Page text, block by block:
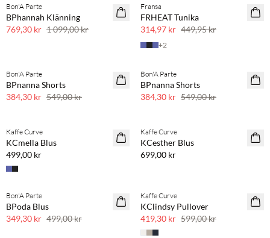
SAVE20
Bon'A Parte
BPhannah Klänning
769,30 kr 1 099,00 kr
SAVE20
Fransa
FRHEAT Tunika
314,97 kr 449,95 kr
+2
SAVE20
Bon'A Parte
BPnanna Shorts
384,30 kr 549,00 kr
SAVE20
Bon'A Parte
BPnanna Shorts
384,30 kr 549,00 kr
NYHET
Kaffe Curve
KCmella Blus
499,00 kr
NYHET
Kaffe Curve
KCesther Blus
699,00 kr
SAVE20
Bon'A Parte
BPoda Blus
349,30 kr 499,00 kr
SAVE20
30 % rabatt
Kaffe Curve
KClindsy Pullover
419,30 kr 599,00 kr